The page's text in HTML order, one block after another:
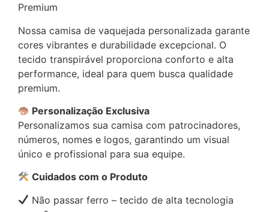
Premium
Nossa camisa de vaquejada personalizada garante
cores vibrantes e durabilidade excepcional. O
tecido transpirável proporciona conforto e alta
performance, ideal para quem busca qualidade
premium.
Personalização Exclusiva
Personalizamos sua camisa com patrocinadores,
números, nomes e logos, garantindo um visual
único e profissional para sua equipe.
Cuidados com o Produto
Não passar ferro – tecido de alta tecnologia